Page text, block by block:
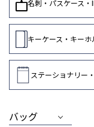
名刺・パスケース・
キーケース・キーホ
ステーショナリー
バッグ